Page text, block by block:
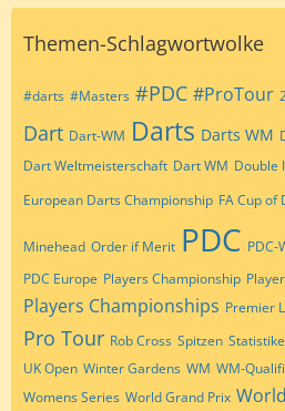
Themen-Schlagwortwolke
#darts #Masters #PDC #ProTour
Dart Dart-WM Darts Darts WM
Dart Weltmeisterschaft Dart WM Double
European Darts Championship FA Cup of
Minehead Order if Merit PDC PDC-
PDC Europe Players Championship
Players Championships Premier
Pro Tour Rob Cross Spitzen
UK Open Winter Gardens WM WM-
Womens Series World Grand Prix